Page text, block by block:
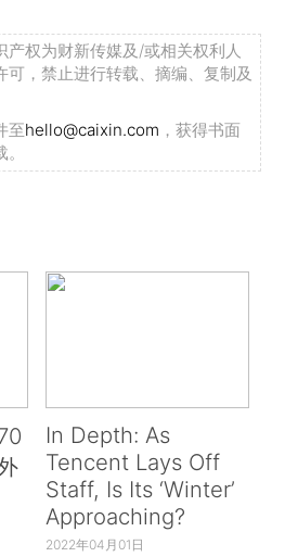
产权为财新传媒及/或相关权利人
可，禁止进行转载、摘编、复制及
至hello@caixin.com ，获得书面
In Depth: As
Tencent Lays Off
Staff, Is Its ‘Winter’
Approaching?
2022年04月01日